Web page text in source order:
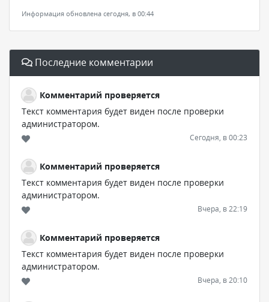
Информация обновлена сегодня, в 00:44
Последние комментарии
Комментарий проверяется
Текст комментария будет виден после проверки
администратором.
Сегодня, в 00:23
Комментарий проверяется
Текст комментария будет виден после проверки
администратором.
Вчера, в 22:19
Комментарий проверяется
Текст комментария будет виден после проверки
администратором.
Вчера, в 20:10